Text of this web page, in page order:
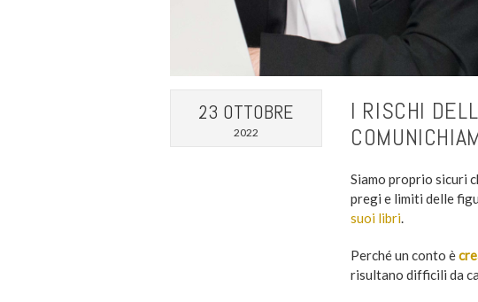
23 OTTOBRE
2022
I RISCHI
Siamo proprio sicuri
pregi e limiti delle
suoi libri.
Perché un conto è
risultano difficili da